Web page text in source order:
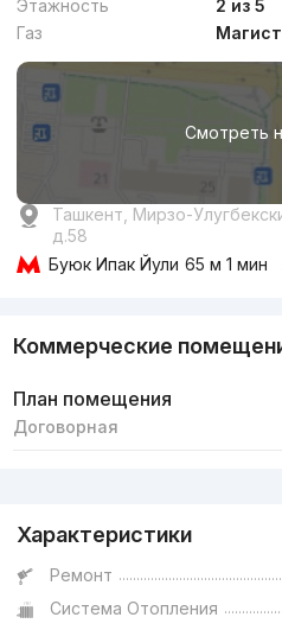
Этажность
2 из 5
Газ
Смотреть
Ташкент, Мирзо-
д.58
Буюк Ипак Йули 65 м 1 мин
Коммерческие
План помещения
Договорная
Характеристики
Ремонт
Система Отопления